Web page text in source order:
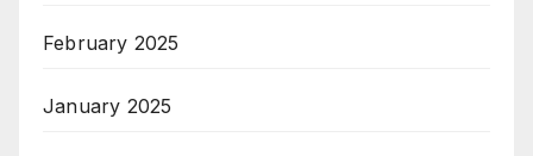
February 2025
January 2025